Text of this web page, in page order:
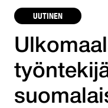
UUTINEN